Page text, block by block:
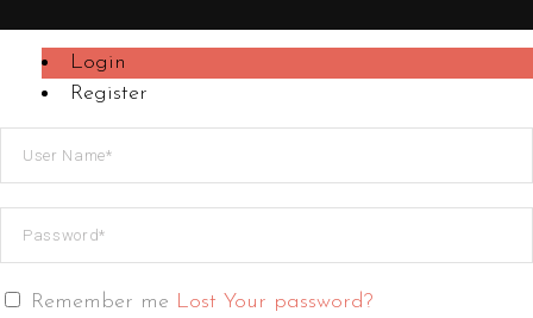
Login
Register
Remember me Lost Your password?